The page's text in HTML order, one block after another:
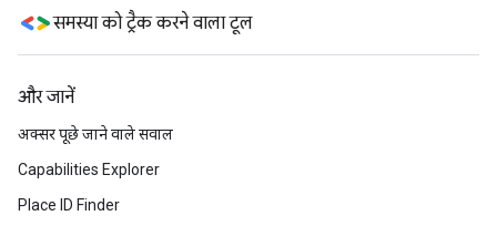
समस्या को ट्रैक करने वाला टूल
और जानें
अक्सर पूछे जाने वाले सवाल
Capabilities Explorer
Place ID Finder